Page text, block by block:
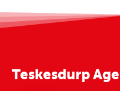
Teskesdurp